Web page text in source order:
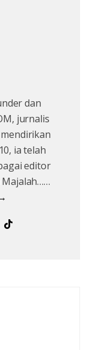
dan
jurnalis
ia telah
editor
Majalah……